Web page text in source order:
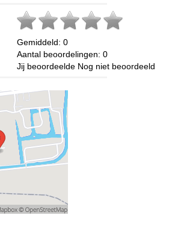
Gemiddeld: 0
Aantal beoordelingen: 0
Jij beoordeelde Nog niet beoordeeld